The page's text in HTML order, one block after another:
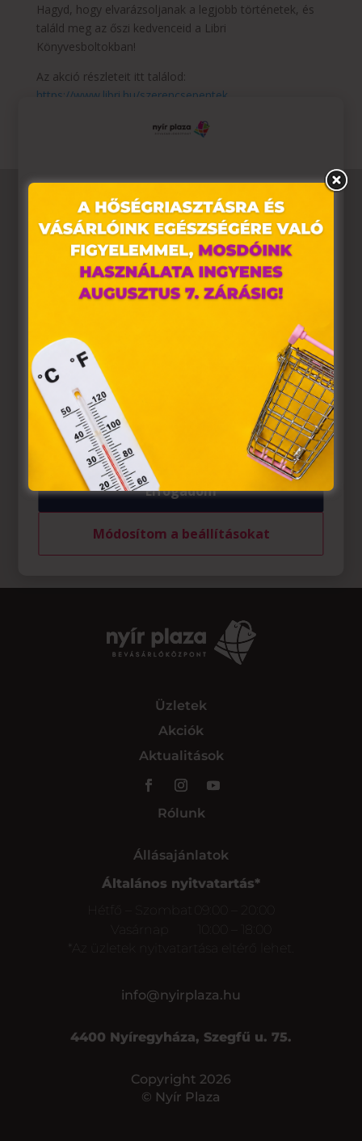
Hagyd, hogy elvarázsoljanak a legjobb történetek, és
találd meg az őszi kedvenceid a Libri
Könyvesboltokban!
Az akció részleteit itt találod:
https://www.libri.hu/szerencsepentek
Üzletek
Akciók
Aktualitások
Rólunk
Állásajánlatok
Általános nyitvatartás*
Hétfő – Szombat
09:00 – 20:00
Vasárnap
*Az üzletek nyitvatartása eltérő lehet.
info@nyirplaza.hu
4400 Nyíregyháza, Szegfű u. 75.
Copyright 2026
© Nyír Plaza
Ez az oldal sütiket használ
Weboldalunkon „cookie"-kat (továbbiakban „süti")
alkalmazunk. Ezek olyan fájlok, melyek információt
tárolnak webes böngészőjében. Ehhez az Ön
hozzájárulása szükséges.
A „sütiket" az elektronikus hírközlésről szóló 2003. évi C.
törvény, az elektronikus kereskedelmi szolgáltatások, az
információs társadalommal összefüggő szolgáltatások
egyes kérdéseiről szóló 2001. évi CVIII. törvény, valamint
az Európai Unió előírásainak megfelelően használjuk.
Azon weblapoknak, melyek az Európai Unió országain
belül működnek, a „sütik" használatához, és ezeknek a
felhasználó számítógépén vagy egyéb eszközén történő
tárolásához a felhasználók hozzájárulását kell kérniük.
Elfogadom
Módosítom a beállításokat